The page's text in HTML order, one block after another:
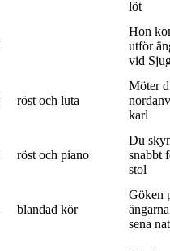
löt
Hon
utför
vid
röst och luta
Möter
karl
röst och piano
Du
snabbt
stol
blandad kör
Göken
sena